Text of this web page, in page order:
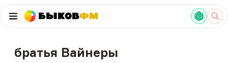
БыковФМ
братья Вайнеры